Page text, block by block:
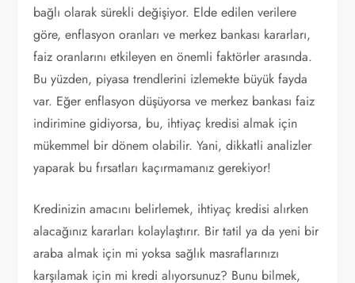
bağlı olarak sürekli değişiyor. Elde edilen verilere
göre, enflasyon oranları ve merkez bankası kararları,
faiz oranlarını etkileyen en önemli faktörler arasında.
Bu yüzden, piyasa trendlerini izlemekte büyük fayda
var. Eğer enflasyon düşüyorsa ve merkez bankası faiz
indirimine gidiyorsa, bu, ihtiyaç kredisi almak için
mükemmel bir dönem olabilir. Yani, dikkatli analizler
yaparak bu fırsatları kaçırmamanız gerekiyor!
Kredinizin amacını belirlemek, ihtiyaç kredisi alırken
alacağınız kararları kolaylaştırır. Bir tatil ya da yeni bir
araba almak için mi yoksa sağlık masraflarınızı
karşılamak için mi kredi alıyorsunuz? Bunu bilmek,